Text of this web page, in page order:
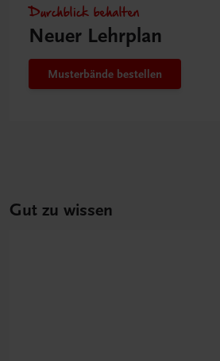
Durchblick behalten
Neuer Lehrplan
Musterbände bestellen
Gut zu wissen